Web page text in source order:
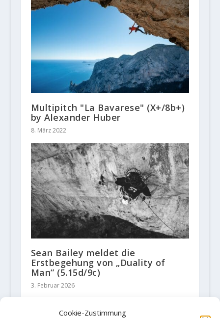
Cookie-Zustimmung
Multipitch "La Bavarese" (X+/8b+)
by Alexander Huber
8. März 2022
Sean Bailey meldet die
Erstbegehung von „Duality of
Man“ (5.15d/9c)
3. Februar 2026